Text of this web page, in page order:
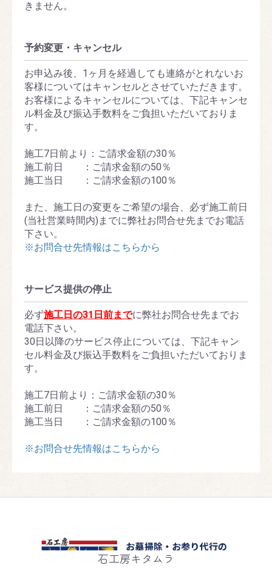
きません。
予約変更・ キャンセル
お申込み後、1ヶ月を経過しても連絡がとれないお
客様についてはキャンセルとさせていただきます。
お客様によるキャンセルについては、下記キャンセ
ル料金及び振込手数料をご負担いただいておりま
す。
施工7日前より：ご請求金額の30％
施工前日 ：ご請求金額の50％
施工当日 ：ご請求金額の100％
また、施工日の変更をご希望の場合、必ず施工前日
(当社営業時間内)までに弊社お問合せ先までお電話
下さい。
※お問合せ先情報はこちらから
サービス提供の停止
必ず施工日の31日前までに弊社お問合せ先までお
電話下さい。
30日以降のサービス停止については、下記キャン
セル料金及び振込手数料をご負担いただいておりま
す。
施工7日前より：ご請求金額の30％
施工前日 ：ご請求金額の50％
施工当日 ：ご請求金額の100％
※お問合せ先情報はこちらから
石工房キタムラ